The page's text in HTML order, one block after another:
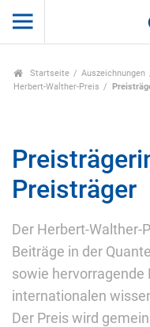
Startseite Auszeichnungen
Herbert-Walther-Preis
Preisträger
Der Herbert-Walther-
Beiträge in der
sowie hervorragende
internationalen
Der Preis wird